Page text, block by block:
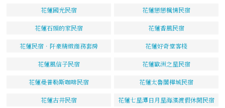
花蓮國光民宿 花蓮戀戀楓情民宿
花蓮石頭的家民宿 花蓮香風民宿
花蓮民宿．阡豪精緻商務套房 花蓮好奇堂客棧
花蓮風信子民宿 花蓮歐洲之星民宿
花蓮曼普勒斯咖啡民宿 花蓮太魯閣樺城民宿
花蓮古井民宿 花蓮七星潭日月星海濱渡假休閒民宿